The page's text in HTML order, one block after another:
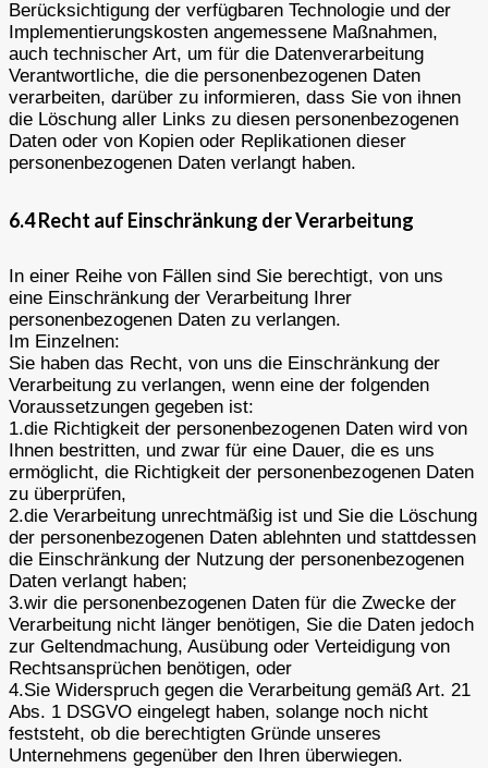
Berücksichtigung der verfügbaren Technologie und der
Implementierungskosten angemessene Maßnahmen,
auch technischer Art, um für die Datenverarbeitung
Verantwortliche, die die personenbezogenen Daten
verarbeiten, darüber zu informieren, dass Sie von ihnen
die Löschung aller Links zu diesen personenbezogenen
Daten oder von Kopien oder Replikationen dieser
personenbezogenen Daten verlangt haben.
6.4 Recht auf Einschränkung der Verarbeitung
In einer Reihe von Fällen sind Sie berechtigt, von uns
eine Einschränkung der Verarbeitung Ihrer
personenbezogenen Daten zu verlangen.
Im Einzelnen:
Sie haben das Recht, von uns die Einschränkung der
Verarbeitung zu verlangen, wenn eine der folgenden
Voraussetzungen gegeben ist:
1.die Richtigkeit der personenbezogenen Daten wird von
Ihnen bestritten, und zwar für eine Dauer, die es uns
ermöglicht, die Richtigkeit der personenbezogenen Daten
zu überprüfen,
2.die Verarbeitung unrechtmäßig ist und Sie die Löschung
der personenbezogenen Daten ablehnten und stattdessen
die Einschränkung der Nutzung der personenbezogenen
Daten verlangt haben;
3.wir die personenbezogenen Daten für die Zwecke der
Verarbeitung nicht länger benötigen, Sie die Daten jedoch
zur Geltendmachung, Ausübung oder Verteidigung von
Rechtsansprüchen benötigen, oder
4.Sie Widerspruch gegen die Verarbeitung gemäß Art. 21
Abs. 1 DSGVO eingelegt haben, solange noch nicht
feststeht, ob die berechtigten Gründe unseres
Unternehmens gegenüber den Ihren überwiegen.